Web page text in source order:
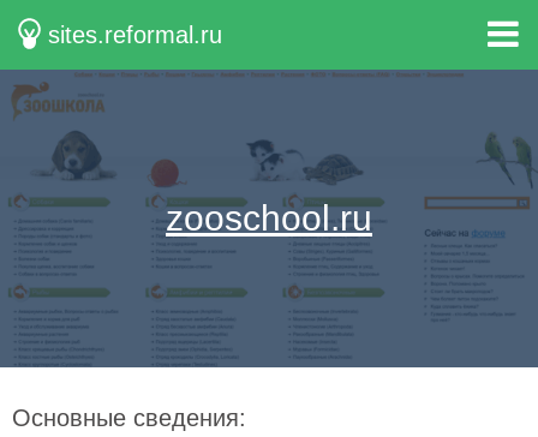
sites.reformal.ru
zooschool.ru
Основные сведения: